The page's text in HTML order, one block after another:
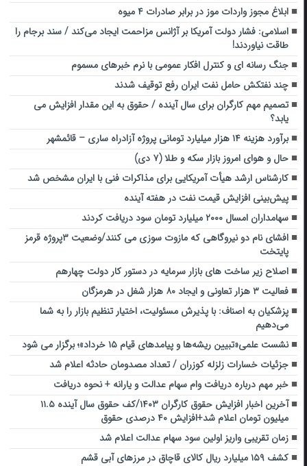
ابلاغ مجوز واردات موز در برابر صادرات ۴ میوه
اسلامی: فشار دولت آمریکا بر آژانس مزاحمت ایجاد می‌کند / سند برجام را
طاقت نیاوردند!
جنگ رسانه ای و کنترل افکار عمومی با نرم خبرهای مسموم
چند نفتکش حامل نفت ایران رفع توقیف شدند
تصمیم مهم کارگران برای سال آینده / حقوق به این مقدار افزایش می
یابد؟
برآورد هزینه ۱۴ هزار میلیارد تومانی پروژه آزادراه ساری – قائمشهر
حال و هوای امروز بازار سکه و طلا (۷ دی)
کارشناس ارشد هیأت آمریکایی برای مذاکرات فنی با ایران مشخص شد
پیش‌بینی افزایش قیمت نفت در هفته آینده
سهامداران امسال ۲۰۰۰ میلیارد تومان سود دریافت کردند
افشای نام دو نیروگاهی که مازوت سوزی می کنند/وضعیت ۳پروژه قرمز
پایتخت
اصلاح زیر ساخت های بازار سرمایه در دستور کار دولت چهارهم
فعالیت ۳ هزار تعاونی و ایجاد ۸۰ هزار شغل در هرمزگان
پزشکیان به اصناف: با پذیرش مسئولیت، اختیار تنظیم بازار را به شما
می‌دهیم
نشست علمی«تبیین ریشه‌ها و پیامدهای قیام ۱۵ خرداد»؛ برگزار می‌ شود
جزئیات خسارات زلزله کوزران / تعداد مصدومان حادثه اعلام شد
خبر مهم درباره دریافت وام سهام عدالت و یارانه + نحوه دریافت
آخرین اخبار افزایش حقوق کارگران ۱۴۰۳/کف حقوق سال آینده ۱۱.۵
میلیون تومان اعلام شد+افزایش ۴۰ درصدی حقوق
زمان تقریبی واریز اولین سود سهام عدالت اعلام شد
کشف ۱۵۹ میلیارد ریال کالای قاچاق در مرزهای آبی قشم